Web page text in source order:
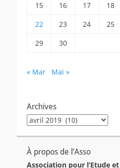
15
16 17 18
22
23 24 25
29
30
« Mar Mai »
Archives
Archives
À propos de l’Asso
Association pour l’Etude